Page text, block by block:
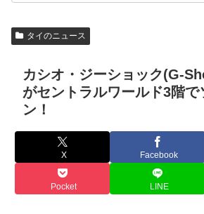
タイのニュース
カシオ・ジーショック(G-
がセントラルワールド3階で
ン！
X Facebook
Pocket LINE